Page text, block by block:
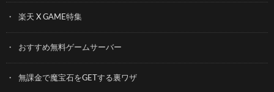
楽天 X GAME特集
おすすめ無料ゲームサーバー
無課金で魔宝石をGETする裏ワザ